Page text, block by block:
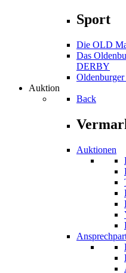
Sport
Die OLD
Das
DERBY
Auktion
Back
Auktionen